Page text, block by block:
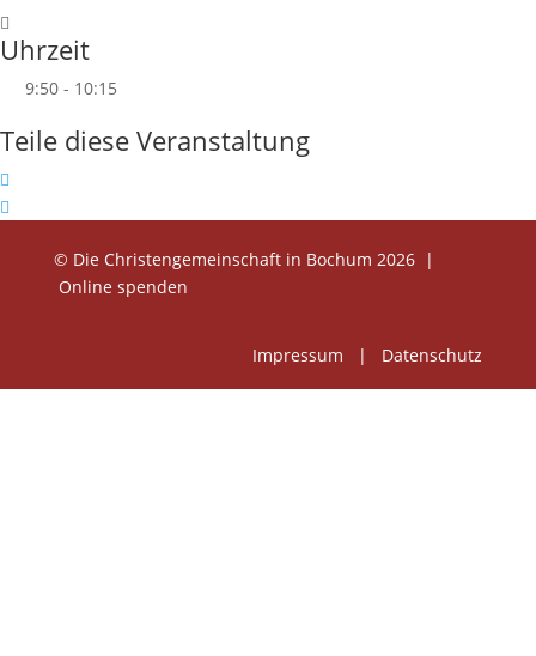
Uhrzeit
9:50 - 10:15
Teile diese Veranstaltung
© Die Christengemeinschaft in Bochum 2026 |
Online spenden
Impressum | Datenschutz